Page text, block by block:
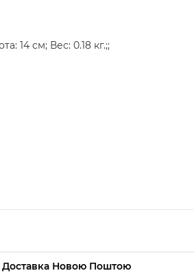
14 см; Вес: 0.18 кг.;;
Доставка Новою Поштою